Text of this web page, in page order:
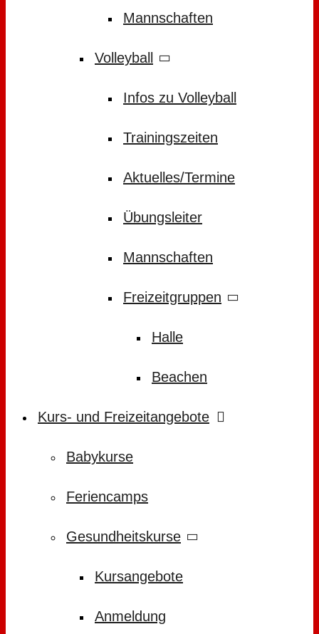
Mannschaften
Volleyball
Infos zu Volleyball
Trainingszeiten
Aktuelles/Termine
Übungsleiter
Mannschaften
Freizeitgruppen
Halle
Beachen
Kurs- und Freizeitangebote
Babykurse
Feriencamps
Gesundheitskurse
Kursangebote
Anmeldung